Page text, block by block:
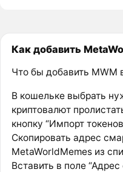
Как добавить
Что бы добавить MWM
В кошельке выбрать
криптовалют
кнопку “Импорт
Скопировать адрес
MetaWorldMemes из
Вставить в поле “Адрес